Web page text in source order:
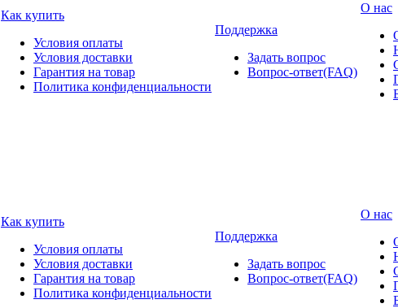
Как купить
Условия оплаты
Условия доставки
Гарантия на товар
Политика конфиденциальности
Поддержка
Задать вопрос
Вопрос-ответ(FAQ)
О нас
Как купить
Условия оплаты
Условия доставки
Гарантия на товар
Политика конфиденциальности
Поддержка
Задать вопрос
Вопрос-ответ(FAQ)
О нас